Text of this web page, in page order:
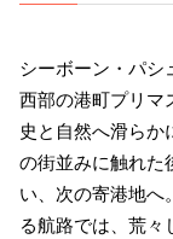
シーボーン・パシ
西部の港町プリマ
史と自然へ滑ら
の街並みに触れた
い、次の寄港地へ
る航路では、荒々